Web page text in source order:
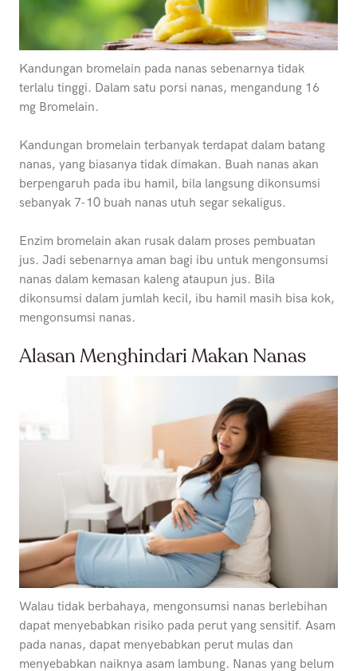
Kandungan bromelain pada nanas sebenarnya tidak
terlalu tinggi. Dalam satu porsi nanas, mengandung 16
mg Bromelain.
Kandungan bromelain terbanyak terdapat dalam batang
nanas, yang biasanya tidak dimakan. Buah nanas akan
berpengaruh pada ibu hamil, bila langsung dikonsumsi
sebanyak 7-10 buah nanas utuh segar sekaligus.
Enzim bromelain akan rusak dalam proses pembuatan
jus. Jadi sebenarnya aman bagi ibu untuk mengonsumsi
nanas dalam kemasan kaleng ataupun jus. Bila
dikonsumsi dalam jumlah kecil, ibu hamil masih bisa kok,
mengonsumsi nanas.
Alasan Menghindari Makan Nanas
Walau tidak berbahaya, mengonsumsi nanas berlebihan
dapat menyebabkan risiko pada perut yang sensitif. Asam
pada nanas, dapat menyebabkan perut mulas dan
menyebabkan naiknya asam lambung. Nanas yang belum